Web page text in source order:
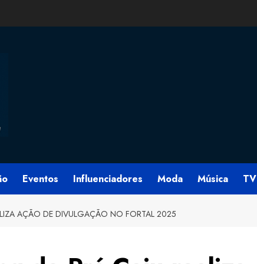
Eventos Influenciadores Moda Música TV
AÇÃO DE DIVULGAÇÃO NO FORTAL 2025